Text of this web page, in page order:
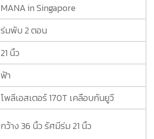
MANA in Singapore
ร่มพับ 2 ตอน
21 นิ้ว
ฟ้า
โพลีเอสเตอร์ 170T เคลือบกันยูวี
กว้าง 36 นิ้ว รัศมีร่ม 21 นิ้ว